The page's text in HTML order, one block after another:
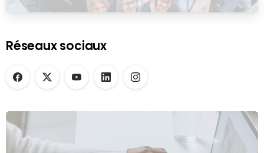
Réseaux sociaux